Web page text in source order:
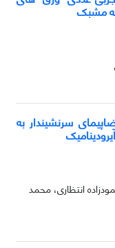
مشبک
سرنشیندار به
انتظاری، محمد